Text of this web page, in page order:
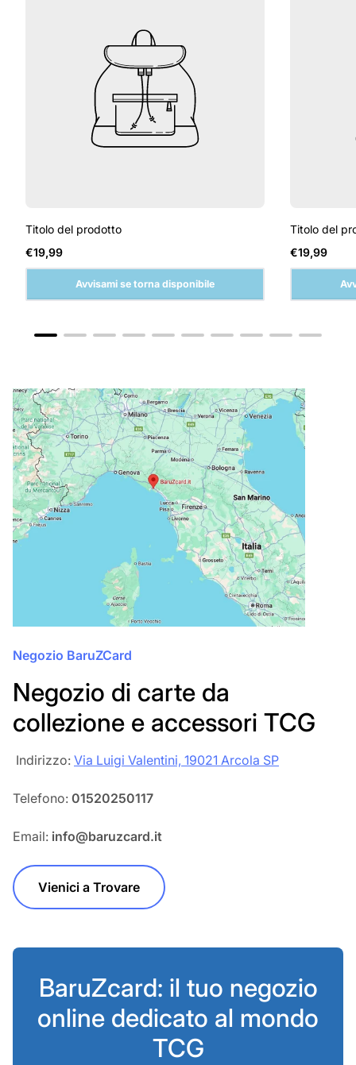
Titolo del prodotto
Prezzo
normale
€19,99
Avvisami se torna disponibile
Titolo del
Prezzo
normale
€19,99
Negozio BaruZCard
Negozio di carte da
collezione e accessori TCG
‎‎ Indirizzo: Via Luigi Valentini, 19021 Arcola SP
Telefono: 01520250117
Email: info@baruzcard.it
Vienici a Trovare
BaruZcard: il tuo negozio
online dedicato al mondo
TCG